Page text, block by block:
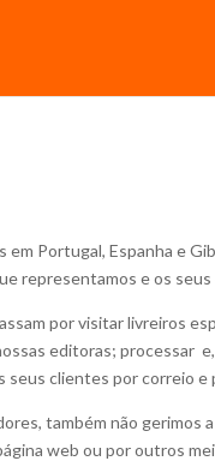
Portugal, Espanha e
representamos e os
por visitar livreiros
editoras; processar
seus clientes por correio e
também não
web ou por outros